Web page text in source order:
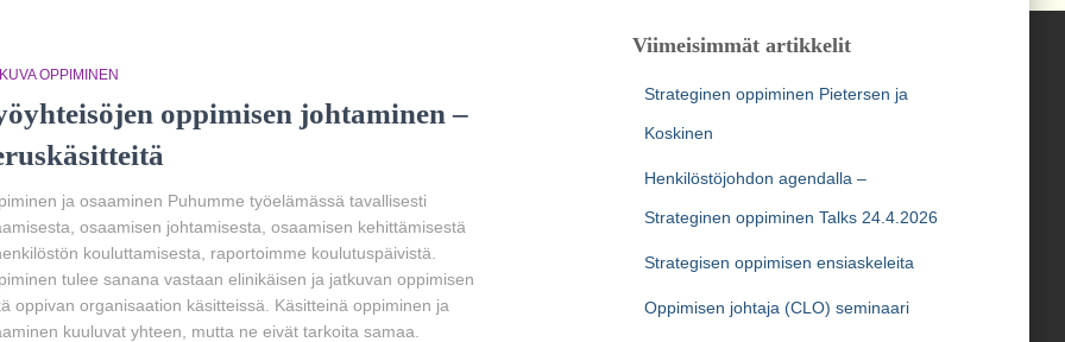
OPPIMINEN
oppimisen johtaminen –
ja osaaminen Puhumme työelämässä tavallisesti
osaamisen johtamisesta, osaamisen kehittämisestä
kouluttamisesta, raportoimme koulutuspäivistä.
tulee sanana vastaan elinikäisen ja jatkuvan oppimisen
oppivan organisaation käsitteissä. Käsitteinä oppiminen ja
kuuluvat yhteen, mutta ne eivät tarkoita samaa.
Viimeisimmät artikkelit
Strateginen oppiminen Pietersen ja
Koskinen
Henkilöstöjohdon agendalla –
Strateginen oppiminen Talks 24.4.2026
Strategisen oppimisen ensiaskeleita
Oppimisen johtaja (CLO) seminaari